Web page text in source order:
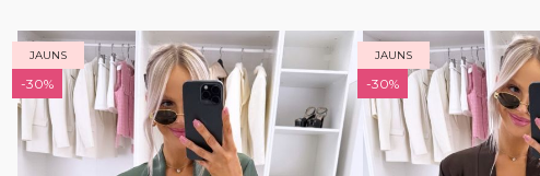
JAUNS
-30%
JAUNS
-30%